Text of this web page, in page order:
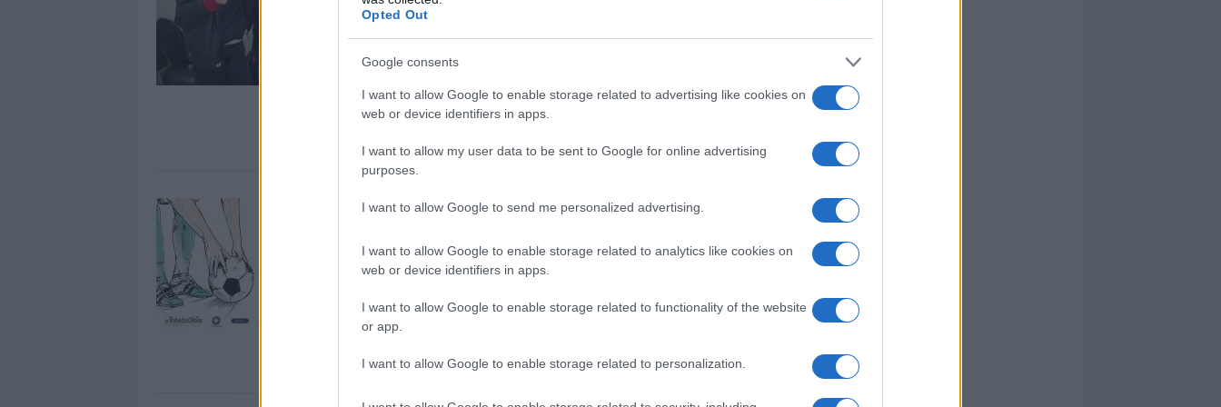
Opted Out
Google consents
I want to allow Google to enable storage related to advertising like cookies on
web or device identifiers in apps.
I want to allow my user data to be sent to Google for online advertising
purposes.
I want to allow Google to send me personalized advertising.
I want to allow Google to enable storage related to analytics like cookies on
web or device identifiers in apps.
I want to allow Google to enable storage related to functionality of the website
or app.
I want to allow Google to enable storage related to personalization.
due atleti di Olbia
Angedras Taekwondo Team di Olbia, guidati dal loro
istruttore tecnico maestro Antonio Carta, Manuel
Madeddu, 13 anni e…
SPORT 25 GENNAIO 2019
primo torneo di teqball
dei bianchi. مراهنات رياضية Domani l’Olbia Calcio, in
darà vita, presso l’aeroporto di Olbia, al…